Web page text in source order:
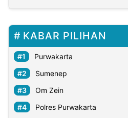
KABAR PILIHAN
Purwakarta
Sumenep
Om Zein
Polres Purwakarta